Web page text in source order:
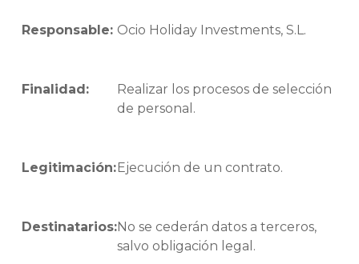
Responsable: Ocio Holiday Investments, S.L.
Finalidad:
Realizar los procesos de selección
de personal.
Legitimación:Ejecución de un contrato.
Destinatarios:No se cederán datos a terceros,
salvo obligación legal.